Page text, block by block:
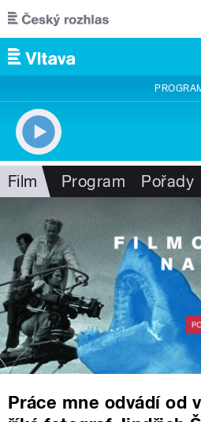
Přejít k hlavnímu obsahu
Film Program Pořady
Práce mne odvádí od